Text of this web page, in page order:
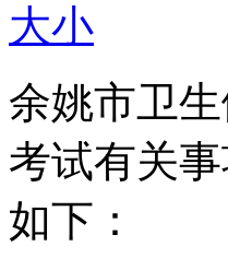
大小
余姚市卫
考试有关
如下：